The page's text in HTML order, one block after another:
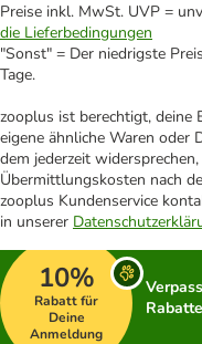
Preise inkl. MwSt. UVP =
die Lieferbedingungen
"Sonst" = Der niedrigste
Tage.
zooplus ist berechtigt,
eigene ähnliche Waren oder
dem jederzeit
Übermittlungskosten nach
zooplus Kundenservice
in unserer
10%
Rabatt für
Deine
Anmeldung